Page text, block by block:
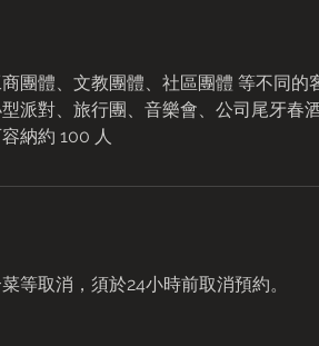
團體、文教團體、社區團體 等不同
派對、旅行團、音樂會、公司尾牙春
等取消，須於24小時前取消預約。